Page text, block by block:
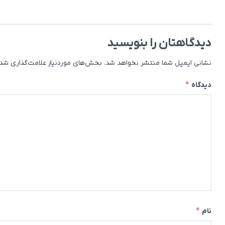
دیدگاهتان را بنویسید
نشانی ایمیل شما منتشر نخواهد شد. بخش‌های موردنیاز علامت‌گذاری
دیدگاه *
نام *